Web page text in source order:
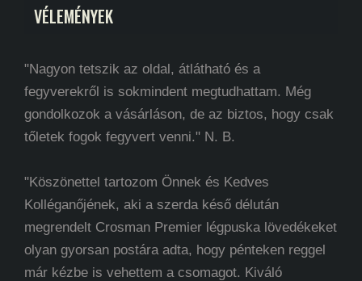
VÉLEMÉNYEK
"Nagyon tetszik az oldal, átlátható és a
fegyverekről is sokmindent megtudhattam. Még
gondolkozok a vásárláson, de az biztos, hogy csak
tőletek fogok fegyvert venni." N. B.
"Köszönettel tartozom Önnek és Kedves
Kolléganőjének, aki a szerda késő délután
megrendelt Crosman Premier légpuska lövedékeket
olyan gyorsan postára adta, hogy pénteken reggel
már kézbe is vehettem a csomagot. Kiváló